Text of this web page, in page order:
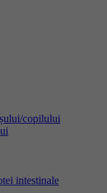
copilului
intestinale